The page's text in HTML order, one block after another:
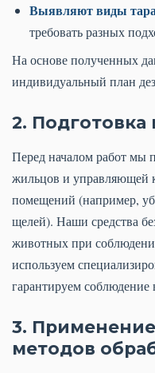
Выявляют виды
требовать разных
На основе полученных
индивидуальный план
2. Подготовка
Перед началом работ мы
жильцов и управляющей
помещений (например,
щелей). Наши средства
животных при
используем
гарантируем
3.
методов